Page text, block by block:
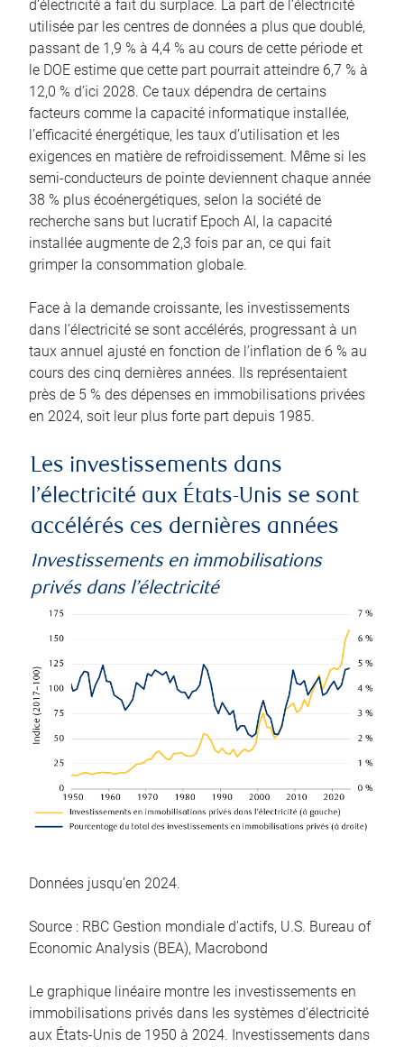
d’électricité a fait du surplace. La part de l’électricité
utilisée par les centres de données a plus que doublé,
passant de 1,9 % à 4,4 % au cours de cette période et
le DOE estime que cette part pourrait atteindre 6,7 % à
12,0 % d’ici 2028. Ce taux dépendra de certains
facteurs comme la capacité informatique installée,
l’efficacité énergétique, les taux d’utilisation et les
exigences en matière de refroidissement. Même si les
semi-conducteurs de pointe deviennent chaque année
38 % plus écoénergétiques, selon la société de
recherche sans but lucratif Epoch AI, la capacité
installée augmente de 2,3 fois par an, ce qui fait
grimper la consommation globale.
Face à la demande croissante, les investissements
dans l’électricité se sont accélérés, progressant à un
taux annuel ajusté en fonction de l’inflation de 6 % au
cours des cinq dernières années. Ils représentaient
près de 5 % des dépenses en immobilisations privées
en 2024, soit leur plus forte part depuis 1985.
Les investissements dans
l’électricité aux États-Unis se sont
accélérés ces dernières années
Investissements en immobilisations
privés dans l’électricité
Données jusqu’en 2024.
Source : RBC Gestion mondiale d’actifs, U.S. Bureau of
Economic Analysis (BEA), Macrobond
Le graphique linéaire montre les investissements en
immobilisations privés dans les systèmes d’électricité
aux États-Unis de 1950 à 2024. Investissements dans